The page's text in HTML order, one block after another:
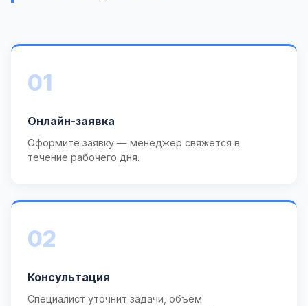
01
Онлайн-заявка
Оформите заявку — менеджер свяжется в
течение рабочего дня.
02
Консультация
Специалист уточнит задачи, объём